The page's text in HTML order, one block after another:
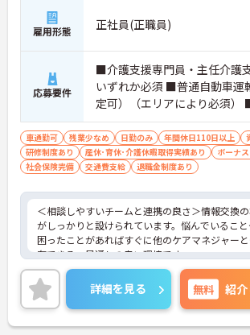
・子育てサポート企業として「くるみん認定」を
得しており未就学児向けのこども休暇など支援体
が万全です
【賞与実績最大105万円◎大手法人ならではの手
い待遇と福利厚生が魅力です】
・頑張りをしっかり還元する過去実績最大105万
の賞与や配偶者・お子様への手厚い扶養手当を
・宿泊費補助などが受けられる独自の「ツクイ
S」や勤続3年以上の退職金制度を完備しています
・社内規定の範囲内で髪色や髪型をはじめネイ
まつげエクステが自由であり自分らしさを大切に
【有資格者のキャリアパス！手厚いチューター
と多彩な研修で専門性を高めます 】
・入社後1年間は専門のチューター（指導担当者
がマンツーマンで手厚くフォローするため新しい
境でも安心です
・資格手当の支給や公的資格取得・自己啓発支
度を通じて有資格者のさらなるステップアップを
押しします
・階層別研修や所属先以外の事業所で行う交換
など豊富な教育プログラムで専門職としての成
雇用形態 正社員(正職員)
応募要件
■介護支援専門員・主任介護
いずれか必須 ■普通自動車運
定可）（エリアにより必須）
車通勤可 残業少なめ 日勤のみ 年間休日110日以上
研修制度あり
産休･育休･介護休暇取得実績あり
ボーナ
社会保険完備
交通費支給 退職金制度あり
＜相談しやすいチームと連携の良さ＞情報交換
がしっかりと設けられています。悩んでいること
困ったことがあればすぐに他のケアマネジャーと
有できる、風通しの良い環境です。
＜リフレッシュ休暇でプライベートも充実＞仕
けでなくプライベートの時間も大切にできるよう
年間最大12日（毎月1日付与）の「リフレッシュ
暇」という独自の制度があります。有給休暇と
に付与されるため、これらを組み合わせて連休
詳細を見る 無料 紹介